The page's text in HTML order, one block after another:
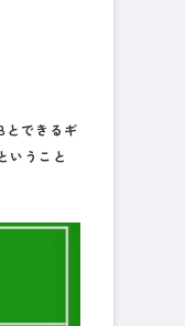
とできるギ
いうこと